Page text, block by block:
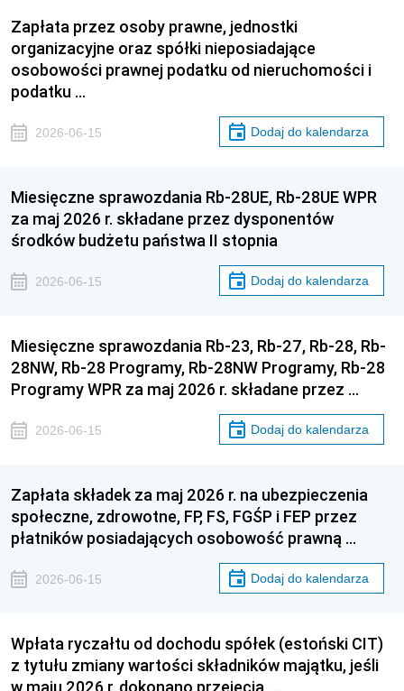
Zapłata przez osoby prawne, jednostki
organizacyjne oraz spółki nieposiadające
osobowości prawnej podatku od nieruchomości i
podatku …
2026-06-15 Dodaj do kalendarza
Miesięczne sprawozdania Rb-28UE, Rb-28UE WPR
za maj 2026 r. składane przez dysponentów
środków budżetu państwa II stopnia
2026-06-15 Dodaj do kalendarza
Miesięczne sprawozdania Rb-23, Rb-27, Rb-28, Rb-
28NW, Rb-28 Programy, Rb-28NW Programy, Rb-28
Programy WPR za maj 2026 r. składane przez …
2026-06-15 Dodaj do kalendarza
Zapłata składek za maj 2026 r. na ubezpieczenia
społeczne, zdrowotne, FP, FS, FGŚP i FEP przez
płatników posiadających osobowość prawną …
2026-06-15 Dodaj do kalendarza
Wpłata ryczałtu od dochodu spółek (estoński CIT)
z tytułu zmiany wartości składników majątku, jeśli